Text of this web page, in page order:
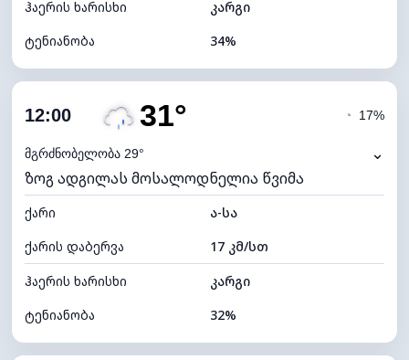
ჰაერის ხარისხი
კარგი
ტენიანობა
34%
ღრუბლიანობა
ნამის წერტილი
ხილვადობა
10 კმ
განათების ინდექსი 4 (მკრთალი)
ღრუბლის სიმაღლე 5200 მ
12:00 31°
მგრძნობელობა 29°
◔ 17%
⌄
ზოგ ადგილას მოსალოდნელია წვიმა
ქარი
ა-სა
ქარის დაბერვა
17 კმ/სთ
ჰაერის ხარისხი
კარგი
ტენიანობა
32%